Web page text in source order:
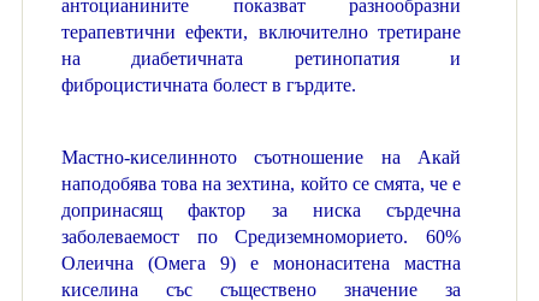
антоцианините показват разнообразни
терапевтични ефекти, включително третиране
на диабетичната ретинопатия и
фиброцистичната болест в гърдите.
Мастно-киселинното съотношение на Акай
наподобява това на зехтина, който се смята, че е
допринасящ фактор за ниска сърдечна
заболеваемост по Средиземноморието. 60%
Олеична (Омега 9) е мононаситена мастна
киселина със съществено значение за